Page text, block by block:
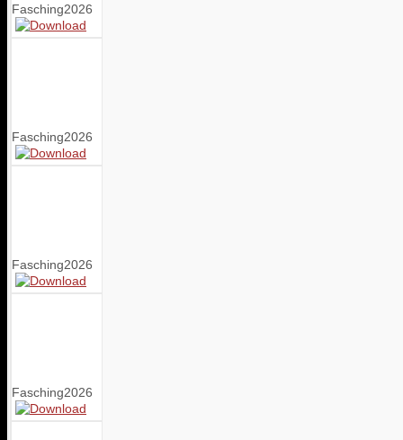
Fasching2026
Fasching2026
Fasching2026
Fasching2026